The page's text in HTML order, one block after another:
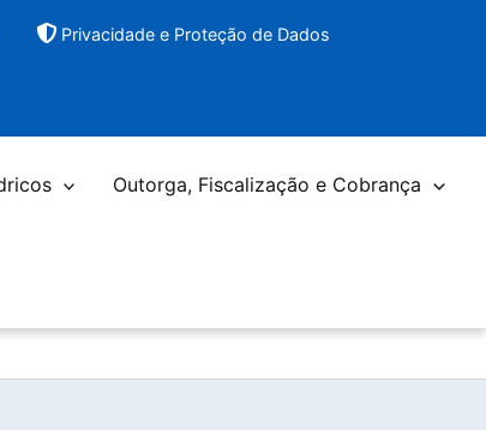
Privacidade e Proteção de Dados
Outorga, Fiscalização e Cobrança